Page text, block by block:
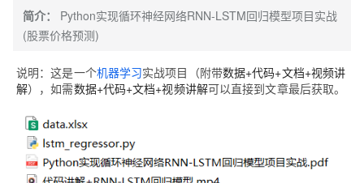
简介：
Python实现循环神经网络RNN-LSTM回归模型项目实战
(股票价格预测)
说明：这是一个机器学习实战项目（附带数据+代码+文档+视频讲
解），如需数据+代码+文档+视频讲解可以直接到文章最后获取。